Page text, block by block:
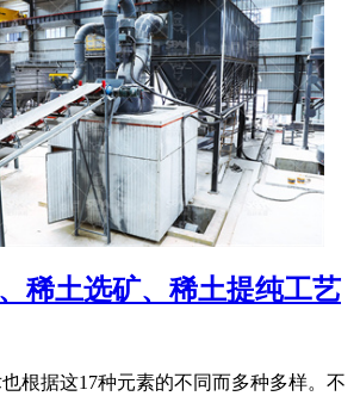
稀土选矿、稀土提纯工艺
根据这17种元素的不同而多种多样。不